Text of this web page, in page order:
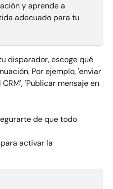
y aprende a
adecuado para tu
disparador, escoge qué
Por ejemplo, 'enviar
'Publicar mensaje en
de que todo
para activar la